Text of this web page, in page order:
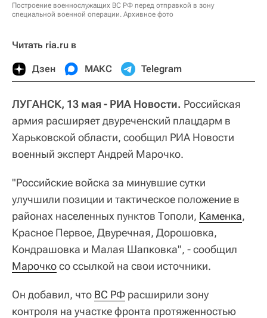
Построение военнослужащих ВС РФ перед отправкой в зону
специальной военной операции. Архивное фото
Читать ria.ru в
Дзен МАКС Telegram
ЛУГАНСК, 13 мая - РИА Новости. Российская
армия расширяет двуреченский плацдарм в
Харьковской области, сообщил РИА Новости
военный эксперт Андрей Марочко.
"Российские войска за минувшие сутки
улучшили позиции и тактическое положение в
районах населенных пунктов Тополи, Каменка,
Красное Первое, Двуречная, Дорошовка,
Кондрашовка и Малая Шапковка", - сообщил
Марочкосо ссылкой на свои источники.
Он добавил, что ВС РФ расширили зону
контроля на участке фронта протяженностью